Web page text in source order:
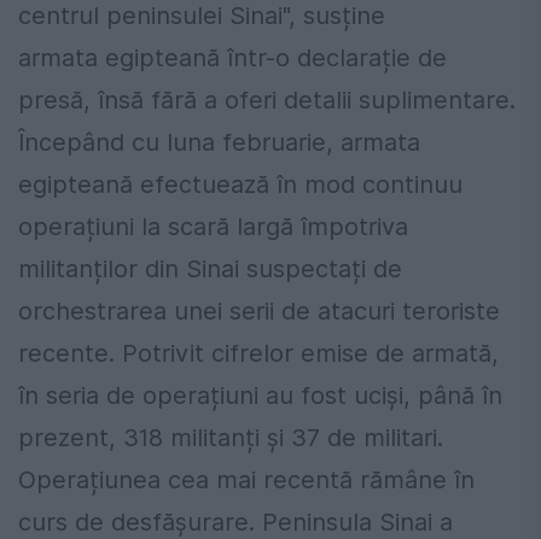
centrul peninsulei Sinai", susține
armata egipteană într-o declarație de
presă, însă fără a oferi detalii suplimentare.
Începând cu luna februarie, armata
egipteană efectuează în mod continuu
operațiuni la scară largă împotriva
militanților din Sinai suspectați de
orchestrarea unei serii de atacuri teroriste
recente. Potrivit cifrelor emise de armată,
în seria de operațiuni au fost uciși, până în
prezent, 318 militanți și 37 de militari.
Operațiunea cea mai recentă rămâne în
curs de desfășurare. Peninsula Sinai a